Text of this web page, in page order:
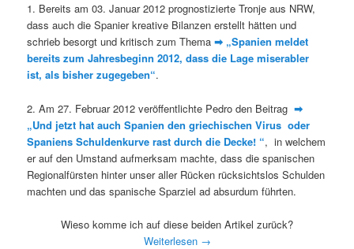
1. Bereits am 03. Januar 2012 prognostizierte Tronje aus NRW,
dass auch die Spanier kreative Bilanzen erstellt hätten und
schrieb besorgt und kritisch zum Thema➡ „Spanien meldet
bereits zum Jahresbeginn 2012, dass die Lage miserabler
ist, als bisher zugegeben“.
2. Am 27. Februar 2012 veröffentlichte Pedro den Beitrag➡
„Und jetzt hat auch Spanien den griechischen Virus oder
Spaniens Schuldenkurve rast durch die Decke! “, in welchem
er auf den Umstand aufmerksam machte, dass die spanischen
Regionalfürsten hinter unser aller Rücken rücksichtslos Schulden
machten und das spanische Sparziel ad absurdum führten.
Wieso komme ich auf diese beiden Artikel zurück?
Weiterlesen →